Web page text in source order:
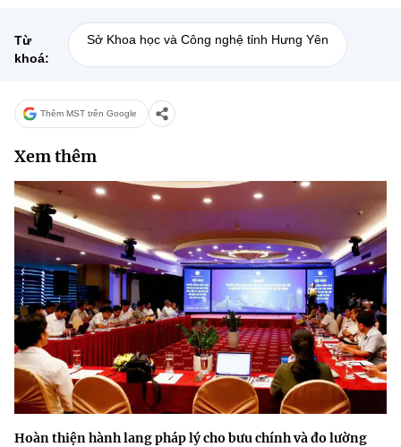
Từ
khoá:
Sở Khoa học và Công nghệ tỉnh Hưng Yên
Thêm MST trên Google
Xem thêm
Hoàn thiện hành lang pháp lý cho bưu chính và đo lường